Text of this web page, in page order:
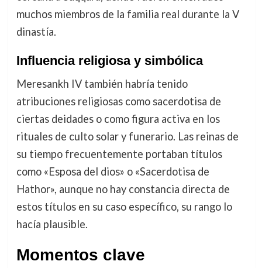
muchos miembros de la familia real durante la V
dinastía.
Influencia religiosa y simbólica
Meresankh IV también habría tenido
atribuciones religiosas como sacerdotisa de
ciertas deidades o como figura activa en los
rituales de culto solar y funerario. Las reinas de
su tiempo frecuentemente portaban títulos
como «Esposa del dios» o «Sacerdotisa de
Hathor», aunque no hay constancia directa de
estos títulos en su caso específico, su rango lo
hacía plausible.
Momentos clave